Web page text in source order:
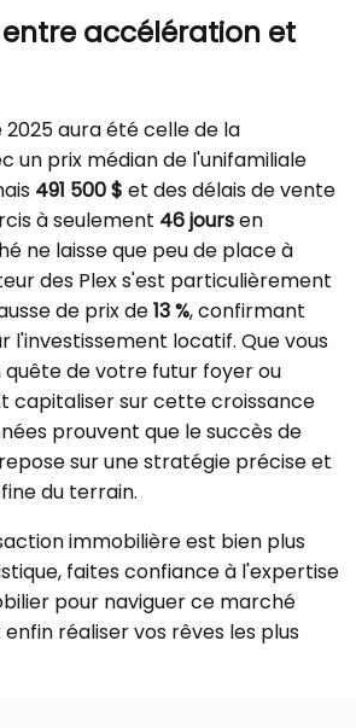
accélération et
2025 aura été celle de la
un prix médian de l'unifamiliale
491 500 $ et des délais de vente
à seulement 46 joursen
ne laisse que peu de place à
des Plex s'est particulièrement
de prix de13 %, confirmant
l'investissement locatif. Que vous
de votre futur foyer ou
capitaliser sur cette croissance
prouvent que le succès de
sur une stratégie précise et
du terrain.
immobilière est bien plus
faites confiance à l'expertise
pour naviguer ce marché
réaliser vos rêves les plus